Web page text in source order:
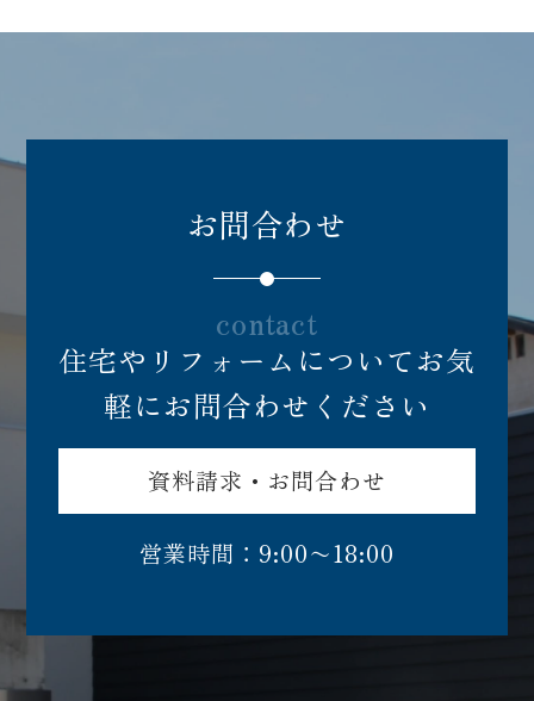
お問合わせ
contact
住宅やリフォームについてお気
軽にお問合わせください
資料請求・お問合わせ
営業時間：9:00〜18:00